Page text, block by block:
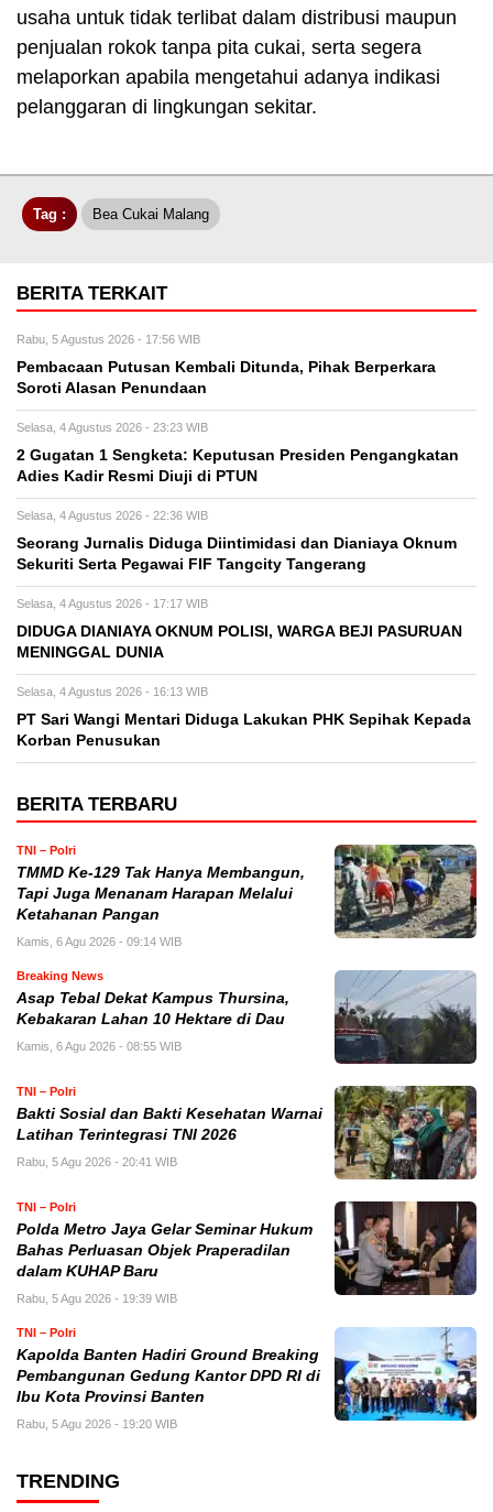
usaha untuk tidak terlibat dalam distribusi maupun
penjualan rokok tanpa pita cukai, serta segera
melaporkan apabila mengetahui adanya indikasi
pelanggaran di lingkungan sekitar.
Tag : Bea Cukai Malang
BERITA TERKAIT
Rabu, 5 Agustus 2026 - 17:56 WIB
Pembacaan Putusan Kembali Ditunda, Pihak Berperkara
Soroti Alasan Penundaan
Selasa, 4 Agustus 2026 - 23:23 WIB
2 Gugatan 1 Sengketa: Keputusan Presiden Pengangkatan
Adies Kadir Resmi Diuji di PTUN
Selasa, 4 Agustus 2026 - 22:36 WIB
Seorang Jurnalis Diduga Diintimidasi dan Dianiaya Oknum
Sekuriti Serta Pegawai FIF Tangcity Tangerang
Selasa, 4 Agustus 2026 - 17:17 WIB
DIDUGA DIANIAYA OKNUM POLISI, WARGA BEJI PASURUAN
MENINGGAL DUNIA
Selasa, 4 Agustus 2026 - 16:13 WIB
PT Sari Wangi Mentari Diduga Lakukan PHK Sepihak Kepada
Korban Penusukan
BERITA TERBARU
TNI – Polri
TMMD Ke-129 Tak Hanya Membangun,
Tapi Juga Menanam Harapan Melalui
Ketahanan Pangan
Kamis, 6 Agu 2026 - 09:14 WIB
Breaking News
Asap Tebal Dekat Kampus Thursina,
Kebakaran Lahan 10 Hektare di Dau
Kamis, 6 Agu 2026 - 08:55 WIB
TNI – Polri
Bakti Sosial dan Bakti Kesehatan Warnai
Latihan Terintegrasi TNI 2026
Rabu, 5 Agu 2026 - 20:41 WIB
TNI – Polri
Polda Metro Jaya Gelar Seminar Hukum
Bahas Perluasan Objek Praperadilan
dalam KUHAP Baru
Rabu, 5 Agu 2026 - 19:39 WIB
TNI – Polri
Kapolda Banten Hadiri Ground Breaking
Pembangunan Gedung Kantor DPD RI di
Ibu Kota Provinsi Banten
Rabu, 5 Agu 2026 - 19:20 WIB
TRENDING